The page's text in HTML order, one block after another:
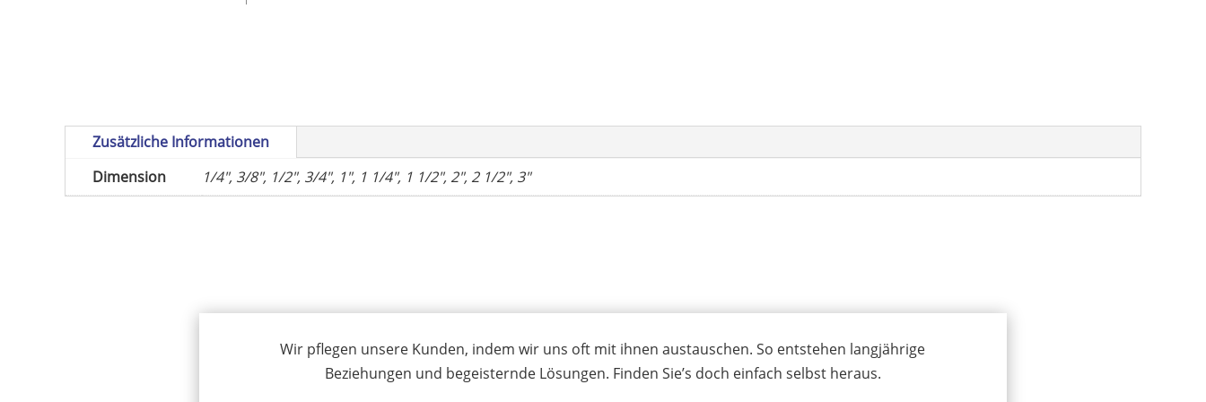
Zusätzliche Informationen
Dimension
1/4", 3/8", 1/2", 3/4", 1", 1 1/4", 1 1/2", 2", 2 1/2", 3"
Wir pflegen unsere Kunden, indem wir uns oft mit ihnen austauschen. So entstehen langjährige
Beziehungen und begeisternde Lösungen. Finden Sie’s doch einfach selbst heraus.